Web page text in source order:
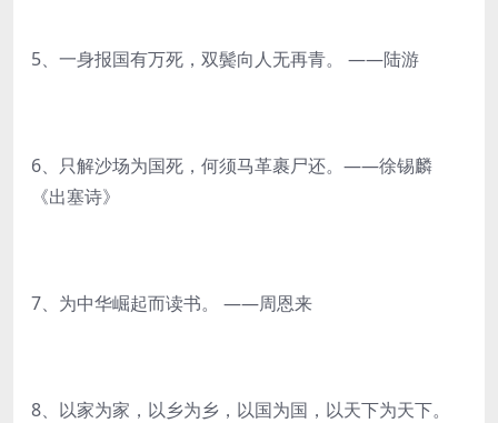
5、一身报国有万死，双鬓向人无再青。 ——陆游
6、只解沙场为国死，何须马革裹尸还。——徐锡麟
《出塞诗》
7、为中华崛起而读书。 ——周恩来
8、以家为家，以乡为乡，以国为国，以天下为天下。